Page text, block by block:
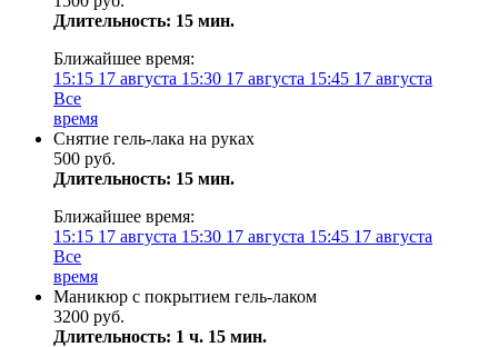
Длительность: 15 мин.
Ближайшее время:
15:15 17 августа 15:30 17 августа 15:45 17 августа
Все
время
Снятие гель-лака на руках
500 руб.
Длительность: 15 мин.
Ближайшее время:
15:15 17 августа 15:30 17 августа 15:45 17 августа
Все
время
Маникюр с покрытием гель-лаком
3200 руб.
Длительность: 1 ч. 15 мин.